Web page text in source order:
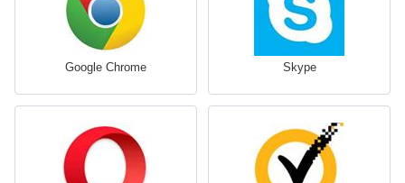
Google Chrome Skype